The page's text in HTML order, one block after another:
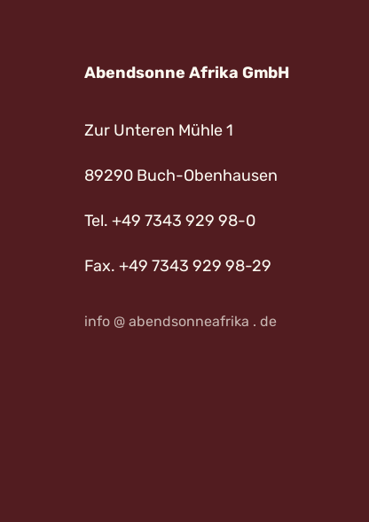
Abendsonne Afrika GmbH
Zur Unteren Mühle 1
89290 Buch-Obenhausen
Tel. +49 7343 929 98-0
Fax. +49 7343 929 98-29
info @ abendsonneafrika . de